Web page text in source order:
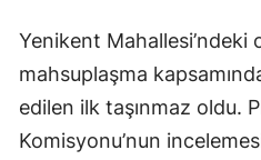
Yenikent Mahallesi’ndeki
mahsuplaşma
edilen ilk taşınmaz oldu.
Komisyonu’nun